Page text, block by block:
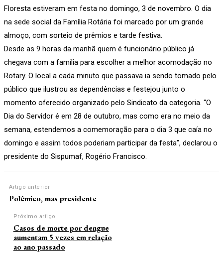
Floresta estiveram em festa no domingo, 3 de novembro. O dia
na sede social da Família Rotária foi marcado por um grande
almoço, com sorteio de prêmios e tarde festiva.
Desde as 9 horas da manhã quem é funcionário público já
chegava com a família para escolher a melhor acomodação no
Rotary. O local a cada minuto que passava ia sendo tomado pelo
público que ilustrou as dependências e festejou junto o
momento oferecido organizado pelo Sindicato da categoria. “O
Dia do Servidor é em 28 de outubro, mas como era no meio da
semana, estendemos a comemoração para o dia 3 que caía no
domingo e assim todos poderiam participar da festa”, declarou o
presidente do Sispumaf, Rogério Francisco.
Artigo anterior
Polêmico, mas presidente
Próximo artigo
Casos de morte por dengue
aumentam 5 vezes em relação
ao ano passado